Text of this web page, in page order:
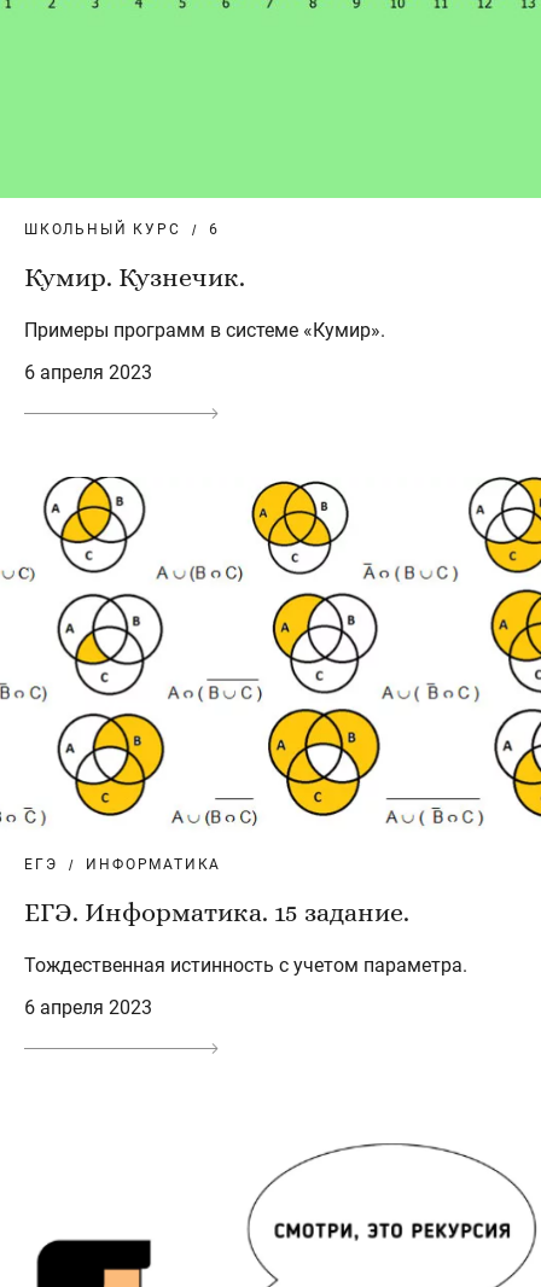
ШКОЛЬНЫЙ КУРС 6
Кумир. Кузнечик.
Примеры программ в системе «Кумир».
6 апреля 2023
ЕГЭ ИНФОРМАТИКА
ЕГЭ. Информатика. 15 задание.
Тождественная истинность с учетом параметра.
6 апреля 2023